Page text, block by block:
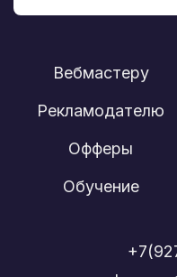
Вебмастеру
Рекламодателю
Офферы
Обучение